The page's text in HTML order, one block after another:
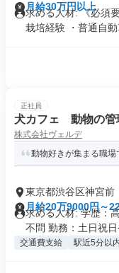
月給30万円以上
求める人材: 《必須
栽培経験 ・普通自動
正社員
犬カフェ 動物の管
株式会社ヴェルデ
動物好きが集まる職
東京都渋谷区神宮前
月給20万9000円～
求める人材: 学歴：
不問 勤務：土日祝日
交通費支給 駅近5分以